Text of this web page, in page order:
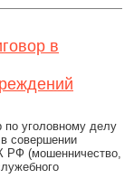
в
по уголовному делу
совершении
РФ (мошенничество,